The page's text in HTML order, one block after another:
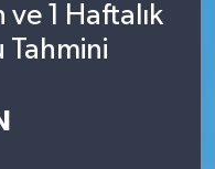
ve 1 Haftalık
Tahmini
Fikstür